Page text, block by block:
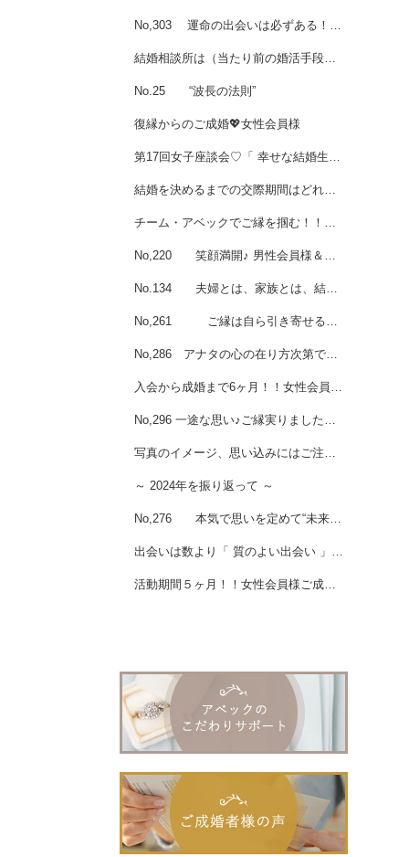
No,303 運命の出会いは必ずある！女性会員様ご成婚☆
結婚相談所は（当たり前の婚活手段）に！女性会員様ご成婚💖
No.25 “波長の法則”
復縁からのご成婚💖女性会員様
第17回女子座談会♡「 幸せな結婚生活を送る 」ための婚活とは
結婚を決めるまでの交際期間はどれくらいがベスト？
チーム・アベックでご縁を掴む！！女子座談会始動♡
No,220 笑顔満開♪ 男性会員様＆女性会員様のご成婚☆
No.134 夫婦とは、家族とは、結婚するとは ・・・
No,261 ご縁は自ら引き寄せるのダッ！！
No,286 アナタの心の在り方次第で、良縁も悪縁も引き寄せる！
入会から成婚まで6ヶ月！！女性会員様ご成婚💗
No,296 一途な思い♪ご縁実りましたね☆男性会員様ご成婚
写真のイメージ、思い込みにはご注意！
～ 2024年を振り返って ～
No,276 本気で思いを定めて“未来”を変える！！
出会いは数より「 質のよい出会い 」が大切❤️女性会員様ご成婚
活動期間５ヶ月！！女性会員様ご成婚♡